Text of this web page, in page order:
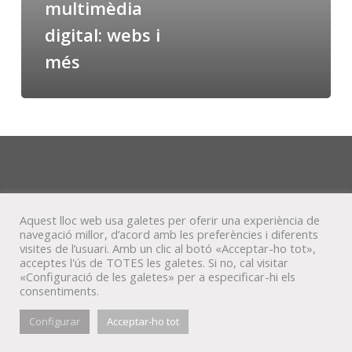
multimèdia
digital: webs i
més
© Veta Visual, 2022
blueskybehancemixcloud
Aquest lloc web usa galetes per oferir una experiència de
navegació millor, d’acord amb les preferències i diferents
visites de l’usuari. Amb un clic al botó «Acceptar-ho tot»,
acceptes l'ús de TOTES les galetes. Si no, cal visitar
«Configuració de les galetes» per a especificar-hi els
consentiments.
Configurar Acceptar-ho tot